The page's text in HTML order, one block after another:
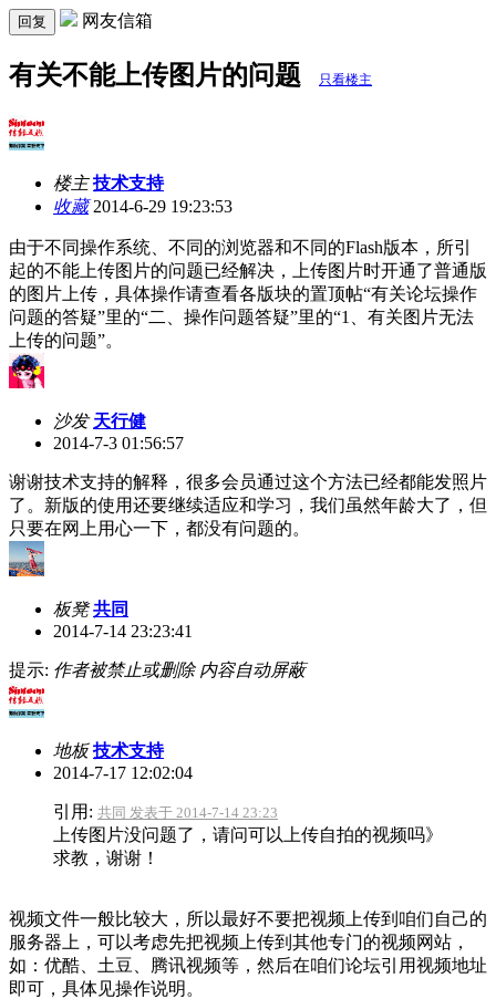
回复 网友信箱
有关不能上传图片的问题 只看楼主
楼主 技术支持
收藏2014-6-29 19:23:53
由于不同操作系统、不同的浏览器和不同的Flash版本，所引
起的不能上传图片的问题已经解决，上传图片时开通了普通版
的图片上传，具体操作请查看各版块的置顶帖“有关论坛操作
问题的答疑”里的“二、操作问题答疑”里的“1、有关图片无法
上传的问题”。
沙发 天行健
2014-7-3 01:56:57
谢谢技术支持的解释，很多会员通过这个方法已经都能发照片
了。新版的使用还要继续适应和学习，我们虽然年龄大了，但
只要在网上用心一下，都没有问题的。
板凳 共同
2014-7-14 23:23:41
提示: 作者被禁止或删除 内容自动屏蔽
地板 技术支持
2014-7-17 12:02:04
引用: 共同 发表于 2014-7-14 23:23
上传图片没问题了，请问可以上传自拍的视频吗》
求教，谢谢！
视频文件一般比较大，所以最好不要把视频上传到咱们自己的
服务器上，可以考虑先把视频上传到其他专门的视频网站，
如：优酷、土豆、腾讯视频等，然后在咱们论坛引用视频地址
即可，具体见操作说明。